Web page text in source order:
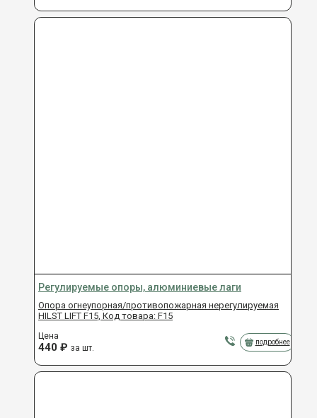
Регулируемые опоры, алюминиевые лаги
Опора огнеупорная/противопожарная нерегулируемая
HILST LIFT F15, Код товара: F15
Цена
440 ₽ за шт.
подробнее